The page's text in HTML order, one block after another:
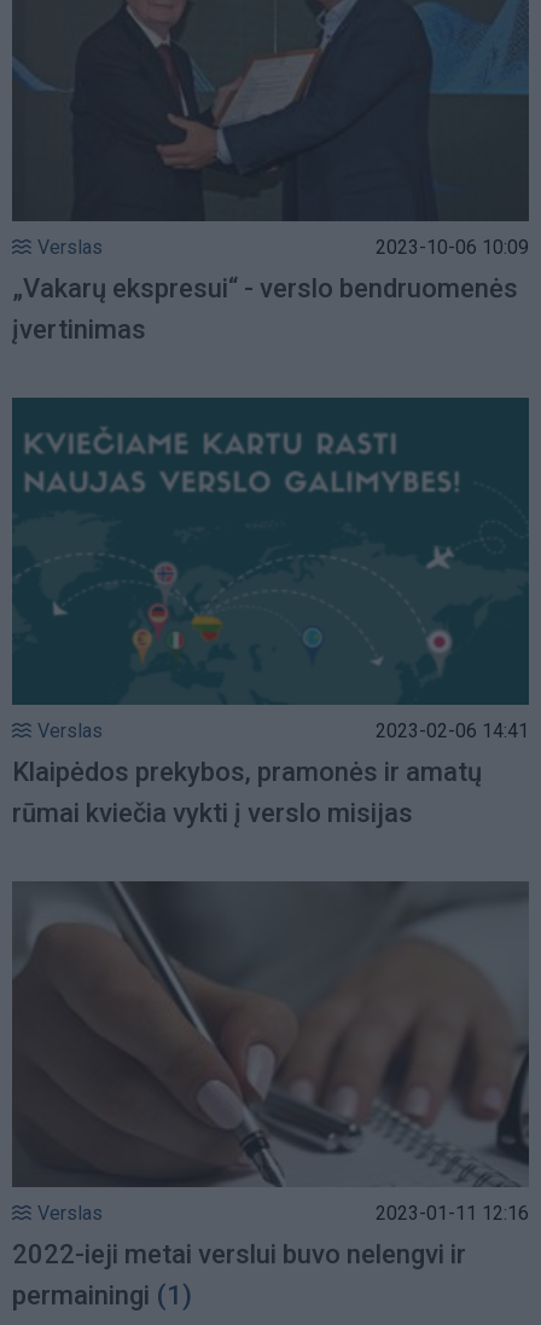
Verslas 2023-10-06 10:09
„Vakarų ekspresui“ - verslo bendruomenės
įvertinimas
Verslas 2023-02-06 14:41
Klaipėdos prekybos, pramonės ir amatų
rūmai kviečia vykti į verslo misijas
Verslas 2023-01-11 12:16
2022-ieji metai verslui buvo nelengvi ir
permainingi (1)